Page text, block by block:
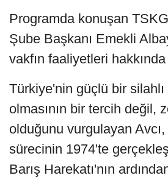
Programda konuşan
Şube Başkanı Emekli
vakfın faaliyetleri
Türkiye'nin güçlü bir
olmasının bir tercih değil,
olduğunu vurgulayan
sürecinin 1974'te
Barış Harekatı'nın